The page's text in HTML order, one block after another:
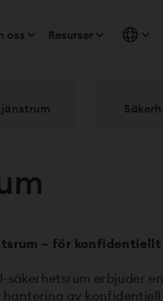
oss Resurser
– för
säkerhetsrum erbjuder
av